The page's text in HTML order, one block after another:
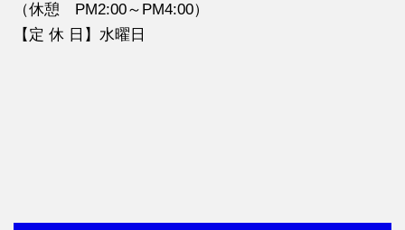
（休憩 PM2:00～PM4:00）
【定 休 日】水曜日